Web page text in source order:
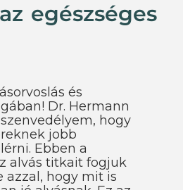
egészséges
és
Dr. Hermann
hogy
jobb
Ebben a
alvás titkait fogjuk
azzal, hogy mit is